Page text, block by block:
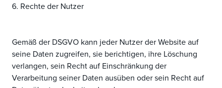
6. Rechte der Nutzer
Gemäß der DSGVO kann jeder Nutzer der Website auf
seine Daten zugreifen, sie berichtigen, ihre Löschung
verlangen, sein Recht auf Einschränkung der
Verarbeitung seiner Daten ausüben oder sein Recht auf